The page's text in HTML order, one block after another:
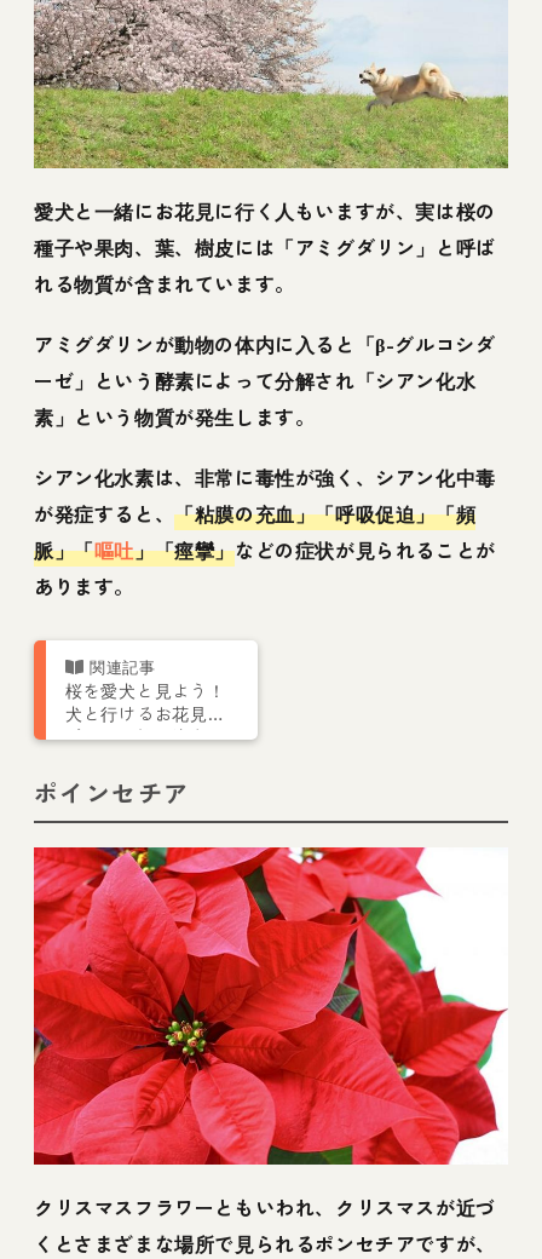
愛犬と一緒にお花見に行く人もいますが、実は桜の
種子や果肉、葉、樹皮には「アミグダリン」と呼ば
れる物質が含まれています。
アミグダリンが動物の体内に入ると「β-グルコシダ
ーゼ」という酵素によって分解され「シアン化水
素」という物質が発生します。
シアン化水素は、非常に毒性が強く、シアン化中毒
が発症すると、「粘膜の充血」「呼吸促迫」「頻
脈」「嘔吐」「痙攣」などの症状が見られることが
あります。
桜を愛犬と見よう！
犬と行けるお花見ス
ポットや桜の注意
ども紹介
ポインセチア
クリスマスフラワーともいわれ、クリスマスが近づ
くとさまざまな場所で見られるポンセチアですが、